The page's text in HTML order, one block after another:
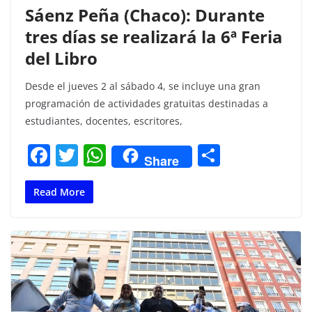
Sáenz Peña (Chaco): Durante
tres días se realizará la 6ª Feria
del Libro
Desde el jueves 2 al sábado 4, se incluye una gran
programación de actividades gratuitas destinadas a
estudiantes, docentes, escritores,
F
a
c
b
o
o
T
w
itt
W
h
A
p
p
Share
ar
tir
Read More